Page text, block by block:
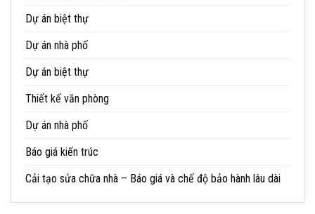
Dự án biệt thự
Dự án nhà phố
Dự án biệt thự
Thiết kế văn phòng
Dự án nhà phố
Báo giá kiến trúc
Cải tạo sửa chữa nhà – Báo giá và chế độ bảo hành lâu dài